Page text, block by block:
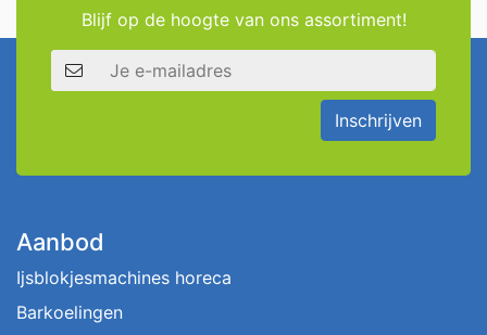
Blijf op de hoogte van ons assortiment!
E-mailadres
Inschrijven
Aanbod
Ijsblokjesmachines horeca
Barkoelingen